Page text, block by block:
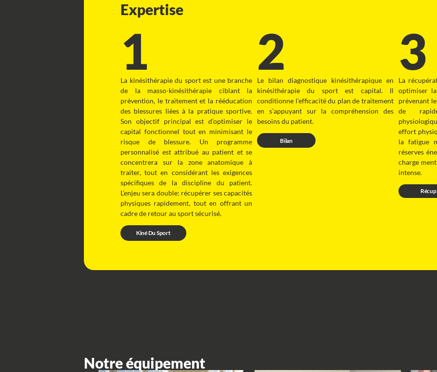
Expertise
1
La kinésithérapie du sport est une branche
de la masso-kinésithérapie ciblant la
prévention, le traitement et la rééducation
des blessures liées à la pratique sportive.
Son objectif principal est d’optimiser le
capital fonctionnel tout en minimisant le
risque de blessure. Un programme
personnalisé est attribué au patient et se
concentrera sur la zone anatomique à
traiter, tout en considérant les exigences
spécifiques de la discipline du patient.
L’enjeu sera double: récupérer ses capacités
physiques rapidement, tout en offrant un
cadre de retour au sport sécurisé.
Kiné Du Sport
2
Le bilan diagnostique kinésithérapique en
kinésithérapie du sport est capital. Il
conditionne l’efficacité du plan de traitement
en s’appuyant sur la compréhension des
besoins du patient.
Bilan
3
La
optimiser
prévenant
de
effort
la fatigue
réserves
charge
intense.
Récup
Notre équipement